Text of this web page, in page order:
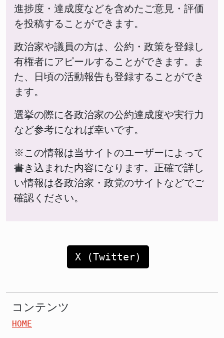
進捗度・達成度などを含めたご意見・評価
を投稿することができます。
政治家や議員の方は、公約・政策を登録し
有権者にアピールすることができます。ま
た、日頃の活動報告も登録することができ
ます。
選挙の際に各政治家の公約達成度や実行力
など参考になれば幸いです。
※この情報は当サイトのユーザーによって
書き込まれた内容になります。正確で詳し
い情報は各政治家・政党のサイトなどでご
確認ください。
X (Twitter)
コンテンツ
HOME